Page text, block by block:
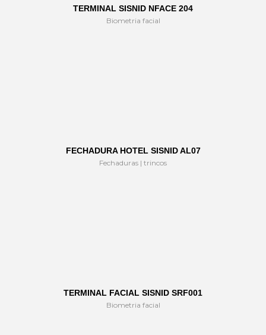
TERMINAL SISNID NFACE 204
Biometria facial
FECHADURA HOTEL SISNID AL07
Fechaduras | trincos
TERMINAL FACIAL SISNID SRF001
Biometria facial